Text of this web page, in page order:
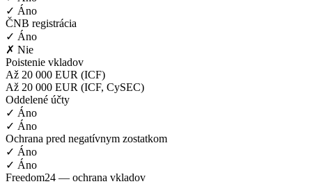
✓ Áno
ČNB registrácia
✓ Áno
✗ Nie
Poistenie vkladov
Až 20 000 EUR (ICF)
Až 20 000 EUR (ICF, CySEC)
Oddelené účty
✓ Áno
✓ Áno
Ochrana pred negatívnym zostatkom
✓ Áno
✓ Áno
Freedom24 — ochrana vkladov